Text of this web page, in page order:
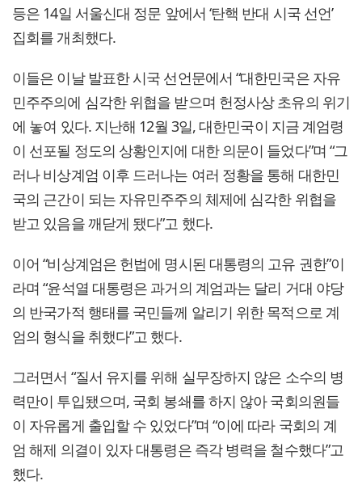
등은 14일 서울신대 정문 앞에서 ‘탄핵 반대 시국 선언’
집회를 개최했다.
이들은 이날 발표한 시국 선언문에서 “대한민국은 자유
민주주의에 심각한 위협을 받으며 헌정사상 초유의 위기
에 놓여 있다. 지난해 12월 3일, 대한민국이 지금 계엄령
이 선포될 정도의 상황인지에 대한 의문이 들었다”며 “그
러나 비상계엄 이후 드러나는 여러 정황을 통해 대한민
국의 근간이 되는 자유민주주의 체제에 심각한 위협을
받고 있음을 깨닫게 됐다”고 했다.
이어 “비상계엄은 헌법에 명시된 대통령의 고유 권한”이
라며 “윤석열 대통령은 과거의 계엄과는 달리 거대 야당
의 반국가적 행태를 국민들께 알리기 위한 목적으로 계
엄의 형식을 취했다”고 했다.
그러면서 “질서 유지를 위해 실무장하지 않은 소수의 병
력만이 투입됐으며, 국회 봉쇄를 하지 않아 국회의원들
이 자유롭게 출입할 수 있었다”며 “이에 따라 국회의 계
엄 해제 의결이 있자 대통령은 즉각 병력을 철수했다”고
했다.